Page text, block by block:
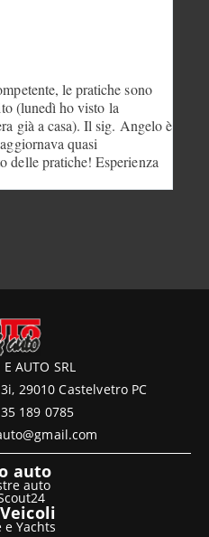
le pratiche sono
(lunedì ho visto la
già a casa). Il sig. Angelo è
quasi
delle pratiche! Esperienza
AUTO SRL
29010 Castelvetro PC
189 0785
auto
auto
e Yachts